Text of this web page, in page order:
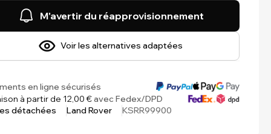
M'avertir du réapprovisionnement
Voir les alternatives adaptées
en ligne sécurisés
à partir de 12,00 €avec Fedex/DPD
détachées
Land Rover KSRR99900